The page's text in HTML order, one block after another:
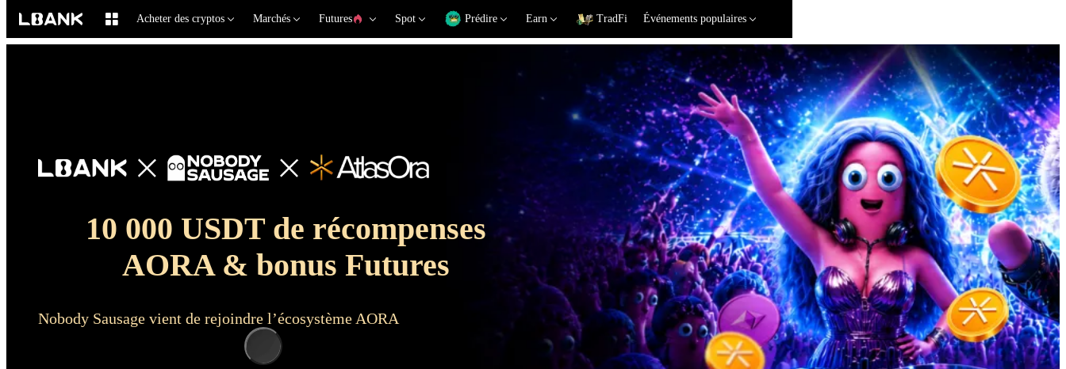
Acheter des cryptos Marchés Futures Spot Prédire Earn TradFi Événements populaires
10 000 USDT de récompenses
AORA & bonus Futures
Nobody Sausage vient de rejoindre l’écosystème AORA